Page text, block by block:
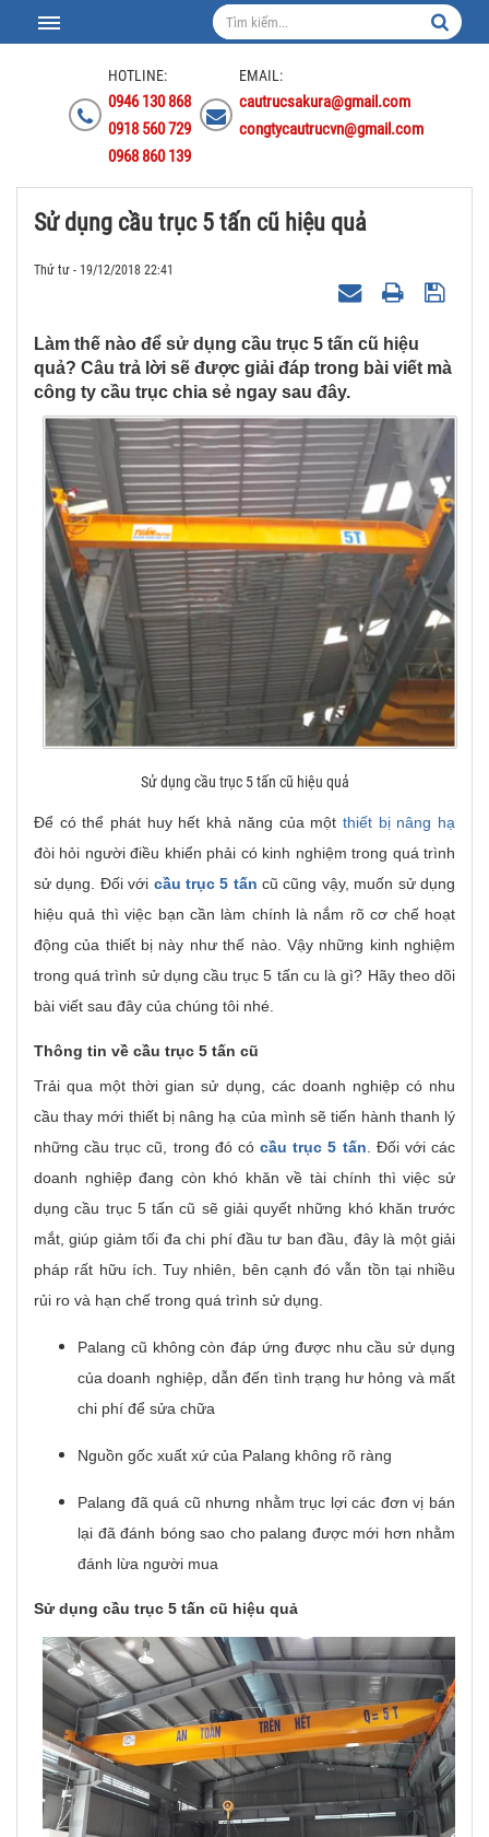
HOTLINE:
0946 130 868
0918 560 729
0968 860 139
EMAIL:
cautrucsakura@gmail.com
congtycautrucvn@gmail.com
Sử dụng cầu trục 5 tấn cũ hiệu quả
Thứ tư - 19/12/2018 22:41
Làm thế nào để sử dụng cầu trục 5 tấn cũ hiệu
quả? Câu trả lời sẽ được giải đáp trong bài viết mà
công ty cầu trục chia sẻ ngay sau đây.
Sử dụng cầu trục 5 tấn cũ hiệu quả
Để có thể phát huy hết khả năng của một thiết bị nâng hạ
đòi hỏi người điều khiển phải có kinh nghiệm trong quá trình
sử dụng. Đối với cầu trục 5 tấn cũ cũng vậy, muốn sử dụng
hiệu quả thì việc bạn cần làm chính là nắm rõ cơ chế hoạt
động của thiết bị này như thế nào. Vậy những kinh nghiệm
trong quá trình sử dụng cầu trục 5 tấn cu là gì? Hãy theo dõi
bài viết sau đây của chúng tôi nhé.
Thông tin về cầu trục 5 tấn cũ
Trải qua một thời gian sử dụng, các doanh nghiệp có nhu
cầu thay mới thiết bị nâng hạ của mình sẽ tiến hành thanh lý
những cầu trục cũ, trong đó cócầu trục 5 tấn. Đối với các
doanh nghiệp đang còn khó khăn về tài chính thì việc sử
dụng cầu trục 5 tấn cũ sẽ giải quyết những khó khăn trước
mắt, giúp giảm tối đa chi phí đầu tư ban đầu, đây là một giải
pháp rất hữu ích. Tuy nhiên, bên cạnh đó vẫn tồn tại nhiều
rủi ro và hạn chế trong quá trình sử dụng.
Palang cũ không còn đáp ứng được nhu cầu sử dụng
của doanh nghiệp, dẫn đến tình trạng hư hỏng và mất
chi phí để sửa chữa
Nguồn gốc xuất xứ của Palang không rõ ràng
Palang đã quá cũ nhưng nhằm trục lợi các đơn vị bán
lại đã đánh bóng sao cho palang được mới hơn nhằm
đánh lừa người mua
Sử dụng cầu trục 5 tấn cũ hiệu quả